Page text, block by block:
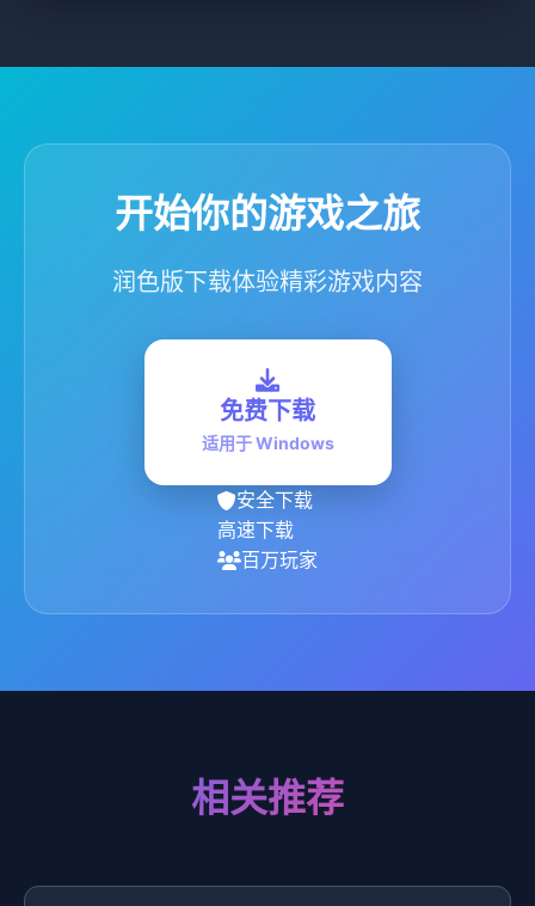
开始你的游戏之旅
润色版下载体验精彩游戏内容
免费下载
适用于 Windows
安全下载
高速下载
百万玩家
相关推荐